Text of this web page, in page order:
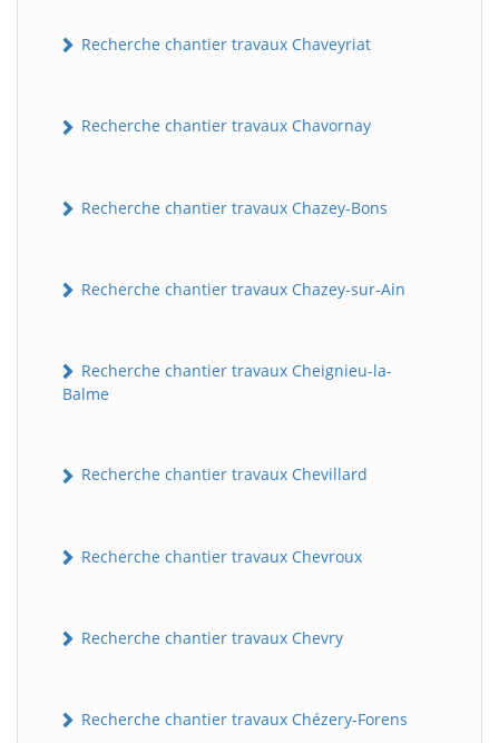
Recherche chantier travaux Chaveyriat
Recherche chantier travaux Chavornay
Recherche chantier travaux Chazey-Bons
Recherche chantier travaux Chazey-sur-Ain
Recherche chantier travaux Cheignieu-la-
Balme
Recherche chantier travaux Chevillard
Recherche chantier travaux Chevroux
Recherche chantier travaux Chevry
Recherche chantier travaux Chézery-Forens